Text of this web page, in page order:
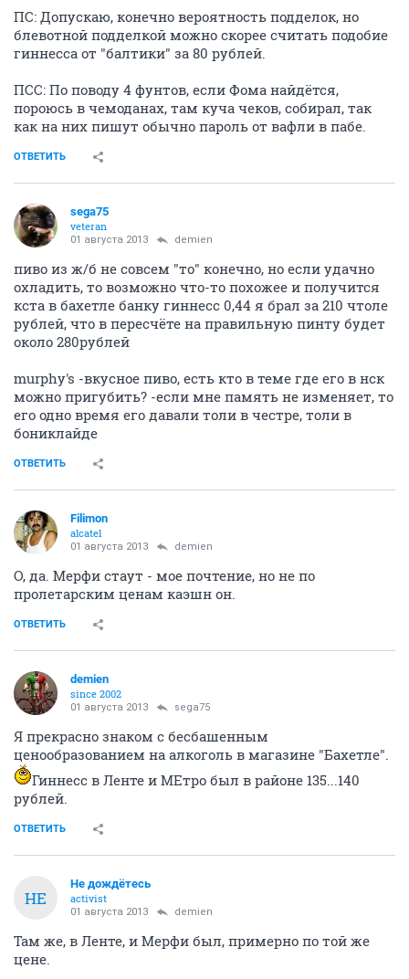
ПС: Допускаю, конечно вероятность подделок, но
блевотной подделкой можно скорее считать подобие
гиннесса от "балтики" за 80 рублей.
ПСС: По поводу 4 фунтов, если Фома найдётся,
пороюсь в чемоданах, там куча чеков, собирал, так
как на них пишут обычно пароль от вафли в пабе.
ОТВЕТИТЬ
sega75
veteran
01 августа 2013 demien
пиво из ж/б не совсем "то" конечно, но если удачно
охладить, то возможно что-то похожее и получится
кста в бахетле банку гиннесс 0,44 я брал за 210 чтоле
рублей, что в пересчёте на правильную пинту будет
около 280рублей
murphy's -вкусное пиво, есть кто в теме где его в нск
можно пригубить? -если мне память не изменяет, то
его одно время его давали толи в честре, толи в
бониклайде
ОТВЕТИТЬ
Filimon
alcatel
01 августа 2013 demien
О, да. Мерфи стаут - мое почтение, но не по
пролетарским ценам каэшн он.
ОТВЕТИТЬ
demien
since 2002
01 августа 2013 sega75
Я прекрасно знаком с бесбашенным
ценообразованием на алкоголь в магазине "Бахетле".
Гиннесс в Ленте и МЕтро был в районе 135...140
рублей.
ОТВЕТИТЬ
НЕ
Не дождётесь
activist
01 августа 2013 demien
Там же, в Ленте, и Мерфи был, примерно по той же
цене.